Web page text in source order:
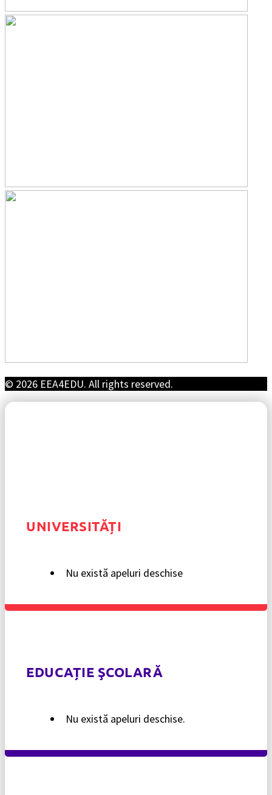
© 2026 EEA4EDU. All rights reserved.
UNIVERSITĂȚI
Nu există apeluri deschise
EDUCAȚIE ŞCOLARĂ
Nu există apeluri deschise.